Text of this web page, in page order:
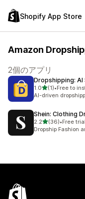
Shopify App Store
Amazon
2個のアプリ
Dropshipping: AI
1.05つ星中
(1)
合計レビュー数：1件
•Free to
AI-driven
Shein: Clothing
2.25つ星中
(36)
合計レビュー数：
•Free
Dropship Fashion